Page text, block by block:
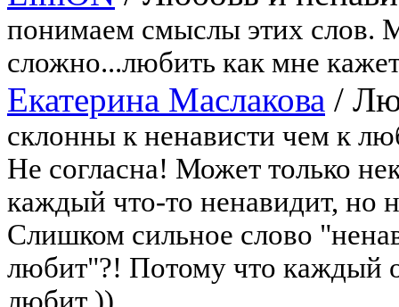
понимаем смыслы этих слов.
сложно...любить как мне
Екатерина Маслакова /
склонны к ненависти чем к
Не согласна! Может только
каждый что-то ненавидит, но
Слишком сильное слово
любит"?! Потому что каждый